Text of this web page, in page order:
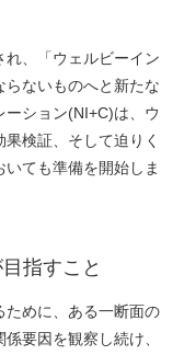
れ、「ウェルビーイン
らないものへと新たな
ション(NI+C)は、ウ
検証、そして迫りく
ても準備を開始しま
指すこと
めに、 ある一断面の
係要因を観察 し続け、